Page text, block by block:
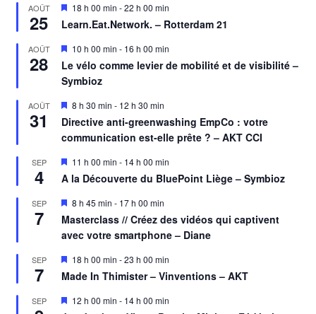
AOÛT
25
Mis
avant
18 h 00 min -22 h 00 min
Learn.Eat.Network. – Rotterdam 21
AOÛT
28
Mis
avant
10 h 00 min - 16 h 00 min
Le vélo comme levier de mobilité et de visibilité –
Symbioz
AOÛT
31
Mis
avant
8 h 30 min - 12 h 30 min
Directive anti-greenwashing EmpCo : votre
communication est-elle prête ? – AKT CCI
SEP
4
Mis
en
avant
11 h 00 min - 14 h 00 min
A la Découverte du BluePoint Liège – Symbioz
SEP
7
Mis
avant
8 h 45 min - 17 h 00 min
Masterclass // Créez des vidéos qui captivent
avec votre smartphone – Diane
SEP
7
Mis
en
avant
18 h 00 min -23 h 00 min
Made In Thimister – Vinventions – AKT
SEP
Mis
12 h 00 min - 14 h 00 min